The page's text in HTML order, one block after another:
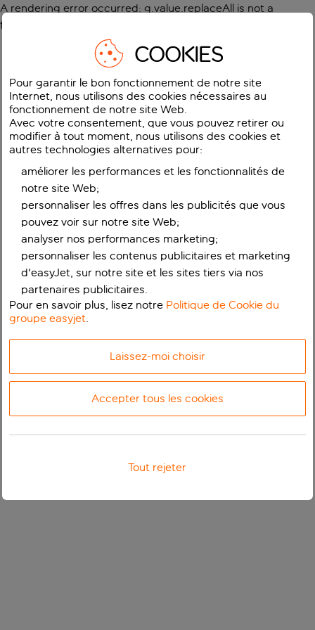
A rendering error occurred: g.value.replaceAll is not a
function
COOKIES
Pour garantir le bon fonctionnement de notre site
Internet, nous utilisons des cookies nécessaires au
fonctionnement de notre site Web.
Avec votre consentement, que vous pouvez retirer ou
modifier à tout moment, nous utilisons des cookies et
autres technologies alternatives pour:
améliorer les performances et les fonctionnalités de
notre site Web;
personnaliser les offres dans les publicités que vous
pouvez voir sur notre site Web;
analyser nos performances marketing;
personnaliser les contenus publicitaires et marketing
d'easyJet, sur notre site et les sites tiers via nos
partenaires publicitaires.
Pour en savoir plus, lisez notre Politique de Cookie du
groupe easyjet.
Laissez-moi choisir
Accepter tous les cookies
Tout rejeter